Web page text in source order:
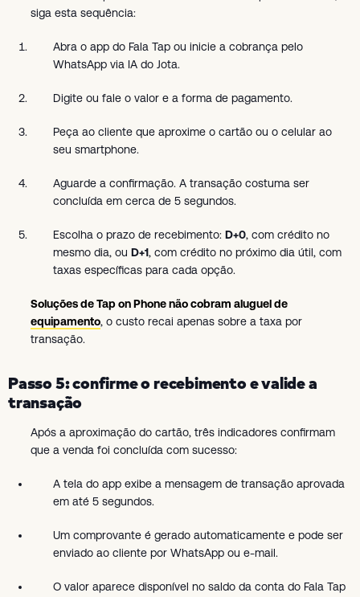
siga esta sequência:
Abra o app do Fala Tap ou inicie a cobrança pelo
WhatsApp via IA do Jota.
Digite ou fale o valor e a forma de pagamento.
Peça ao cliente que aproxime o cartão ou o celular ao
seu smartphone.
Aguarde a confirmação. A transação costuma ser
concluída em cerca de 5 segundos.
Escolha o prazo de recebimento: D+0, com crédito no
mesmo dia, ou D+1, com crédito no próximo dia útil, com
taxas específicas para cada opção.
Soluções de Tap on Phone não cobram aluguel de
equipamento, o custo recai apenas sobre a taxa por
transação.
Passo 5: confirme o recebimento e valide a
transação
Após a aproximação do cartão, três indicadores confirmam
que a venda foi concluída com sucesso:
A tela do app exibe a mensagem de transação aprovada
em até 5 segundos.
Um comprovante é gerado automaticamente e pode ser
enviado ao cliente por WhatsApp ou e-mail.
O valor aparece disponível no saldo da conta do Fala Tap